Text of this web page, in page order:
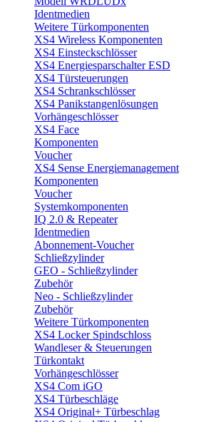
Identmedien
Weitere Türkomponenten
XS4 Wireless Komponenten
XS4 Einsteckschlösser
XS4 Energiesparschalter ESD
XS4 Türsteuerungen
XS4 Schrankschlösser
XS4 Panikstangenlösungen
Vorhängeschlösser
XS4 Face
Komponenten
Voucher
XS4 Sense Energiemanagement
Komponenten
Voucher
Systemkomponenten
IQ 2.0 & Repeater
Identmedien
Abonnement-Voucher
Schließzylinder
GEO - Schließzylinder
Zubehör
Neo - Schließzylinder
Zubehör
Weitere Türkomponenten
XS4 Locker Spindschloss
Wandleser & Steuerungen
Türkontakt
Vorhängeschlösser
XS4 Com iGO
XS4 Türbeschläge
XS4 Original+ Türbeschlag